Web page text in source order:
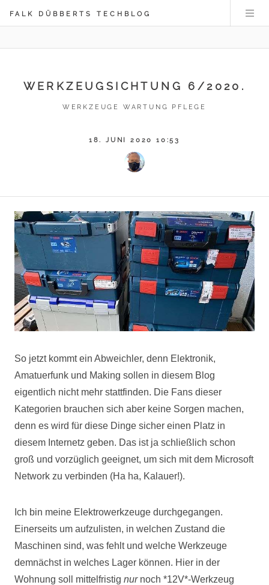
FALK DÜBBERTS TECHBLOG
WERKZEUGSICHTUNG 6/2020.
WERKZEUGE WARTUNG PFLEGE
18. JUNI 2020 10:53
So jetzt kommt ein Abweichler, denn Elektronik,
Amatuerfunk und Making sollen in diesem Blog
eigentlich nicht mehr stattfinden. Die Fans dieser
Kategorien brauchen sich aber keine Sorgen machen,
denn es wird für diese Dinge sicher einen Platz in
diesem Internetz geben. Das ist ja schließlich schon
groß und vorzüglich geeignet, um sich mit dem Microsoft
Network zu verbinden (Ha ha, Kalauer!).
Ich bin meine Elektrowerkzeuge durchgegangen.
Einerseits um aufzulisten, in welchen Zustand die
Maschinen sind, was fehlt und welche Werkzeuge
demnächst in welches Lager können. Hier in der
Wohnung soll mittelfristig nurnoch *12V*-Werkzeug